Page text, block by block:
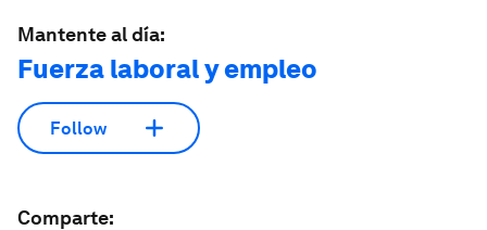
Mantente al día:
Fuerza laboral y empleo
Follow
Comparte: